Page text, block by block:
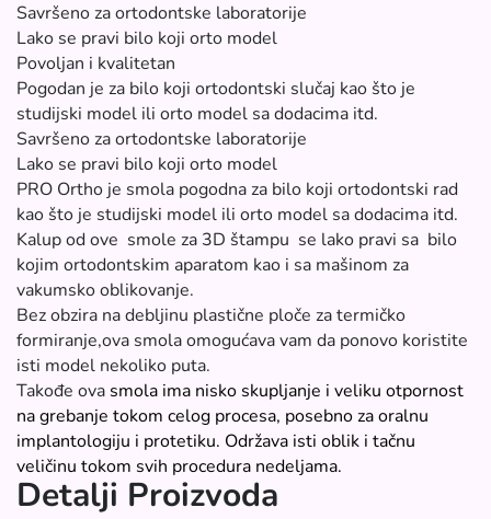
Savršeno za ortodontske laboratorije
Lako se pravi bilo koji orto model
Povoljan i kvalitetan
Pogodan je za bilo koji ortodontski slučaj kao što je
studijski model ili orto model sa dodacima itd.
Savršeno za ortodontske laboratorije
Lako se pravi bilo koji orto model
PRO Ortho je smola pogodna za bilo koji ortodontski rad
kao što je studijski model ili orto model sa dodacima itd.
Kalup od ove smole za 3D štampu se lako pravi sa bilo
kojim ortodontskim aparatom kao i sa mašinom za
vakumsko oblikovanje.
Bez obzira na debljinu plastične ploče za termičko
formiranje,ova smola omogućava vam da ponovo koristite
isti model nekoliko puta.
Takođe ova smola ima nisko skupljanje i veliku otpornost
na grebanje tokom celog procesa, posebno za oralnu
implantologiju i protetiku. Održava isti oblik i tačnu
veličinu tokom svih procedura nedeljama.
Detalji Proizvoda